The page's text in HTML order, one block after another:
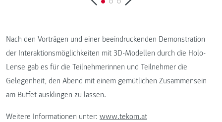
Nach den Vorträgen und einer beeindruckenden Demonstration
der Interaktionsmöglichkeiten mit 3D-Modellen durch die Holo-
Lense gab es für die Teilnehmerinnen und Teilnehmer die
Gelegenheit, den Abend mit einem gemütlichen Zusammensein
am Buffet ausklingen zu lassen.
Weitere Informationen unter: www.tekom.at